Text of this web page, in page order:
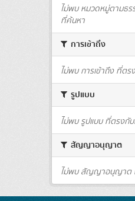
ไม่พบ หมวดหมู่ตามธ
ที่ค้นหา
การเข้าถึง
ไม่พบ การเข้าถึง ที่ต
รูปแบบ
ไม่พบ รูปแบบ ที่ตรงกั
สัญญาอนุญาต
ไม่พบ สัญญาอนุญาต